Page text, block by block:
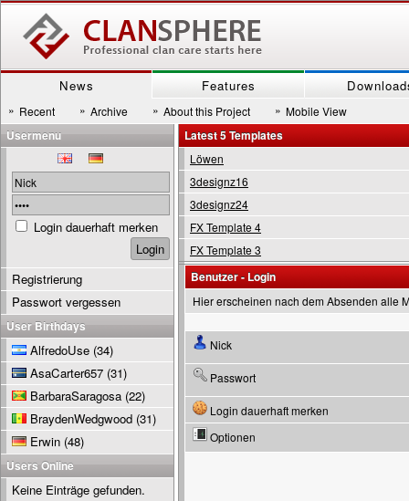
News Features
» Recent » Archive » About this Project » Mobile View
Latest 5 Templates
Löwen
3designz16
3designz24
FX Template 4
FX Template 3
Benutzer - Login
Hier erscheinen nach dem Absenden alle
Nick
Passwort
Login dauerhaft merken
Optionen
Usermenu
Login dauerhaft merken
Registrierung
Passwort vergessen
User Birthdays
AlfredoUse (34)
AsaCarter657 (31)
BarbaraSaragosa (22)
BraydenWedgwood (31)
Erwin (48)
Users Online
Keine Einträge gefunden.